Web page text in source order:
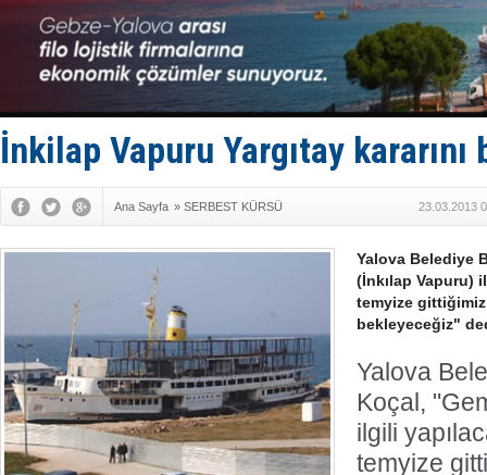
35 milyon
İnsansız
Yüzyıl
Anadolu
Derince,
İTU AUV,
İnkilap Vapuru Yargıtay
Ana Sayfa » SERBEST KÜRSÜ 23.03.2013
Yalova Belediye
(İnkılap Vapuru)
temyize
bekleyeceğiz"
Yalova
Koçal,
ilgili
temyize